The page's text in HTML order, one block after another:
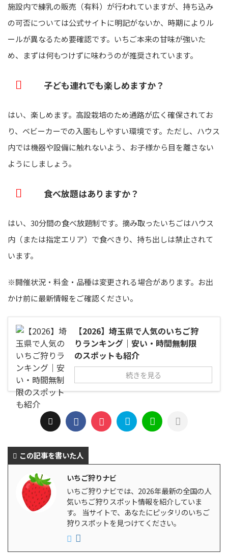
施設内で練乳の販売（有料）が行われていますが、持ち込み
の可否については公式サイトに明記がないか、時期によりル
ールが異なるため要確認です。いちご本来の甘味が強いた
め、まずは何もつけずに味わうのが推奨されています。
子ども連れでも楽しめますか？
はい、楽しめます。高設栽培のため通路が広く確保されてお
り、ベビーカーでの入園もしやすい環境です。ただし、ハウス
内では機器や設備に触れないよう、お子様から目を離さない
ようにしましょう。
食べ放題はありますか？
はい、30分間の食べ放題制です。摘み取ったいちごはハウス
内（または指定エリア）で食べきり、持ち出しは禁止されて
います。
※開催状況・料金・品種は変更される場合があります。お出
かけ前に最新情報をご確認ください。
【2026】埼玉県で人気のいちご狩
りランキング｜安い・時間無制限
のスポットも紹介
続きを見る
この記事を書いた人
いちご狩りナビ
いちご狩りナビでは、2026年最新の全国の人
気いちご狩りスポット情報を紹介していま
す。 当サイトで、あなたにピッタリのいちご
狩りスポットを見つけてください。